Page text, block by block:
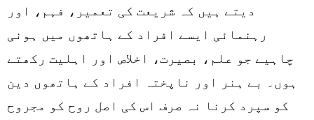
دیتے ہیں کہ شریعت کی تعمیر، فہم، اور
رہنمائی ایسے افراد کے ہاتھوں میں ہونی
چاہیے جو علم، بصیرت، اخلاص اور اہلیت رکھتے
ہوں۔ بے ہنر اور ناپختہ افراد کے ہاتھوں دین
کو سپرد کرنا نہ صرف اس کی اصل روح کو مجروح